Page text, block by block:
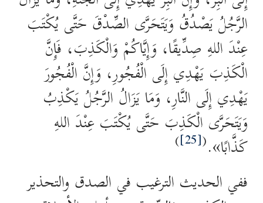
الرَّجُلُ يَصْدُقُ وَيَتَحَرَّى الصِّدْقَ حَتَّى يُكْتَبَ
عِنْدَ اللهِ صِدِّيقًا، وَإِيَّاكُمْ وَالْكَذِبَ، فَإِنَّ
الْكَذِبَ يَهْدِي إِلَى الْفُجُورِ، وَإِنَّ الْفُجُورَ
يَهْدِي إِلَى النَّارِ، وَمَا يَزَالُ الرَّجُلُ يَكْذِبُ
وَيَتَحَرَّى الْكَذِبَ حَتَّى يُكْتَبَ عِنْدَ اللهِ
كَذَّابًا».(
[25]
)
ففي الحديث الترغيب في الصدق والتحذير